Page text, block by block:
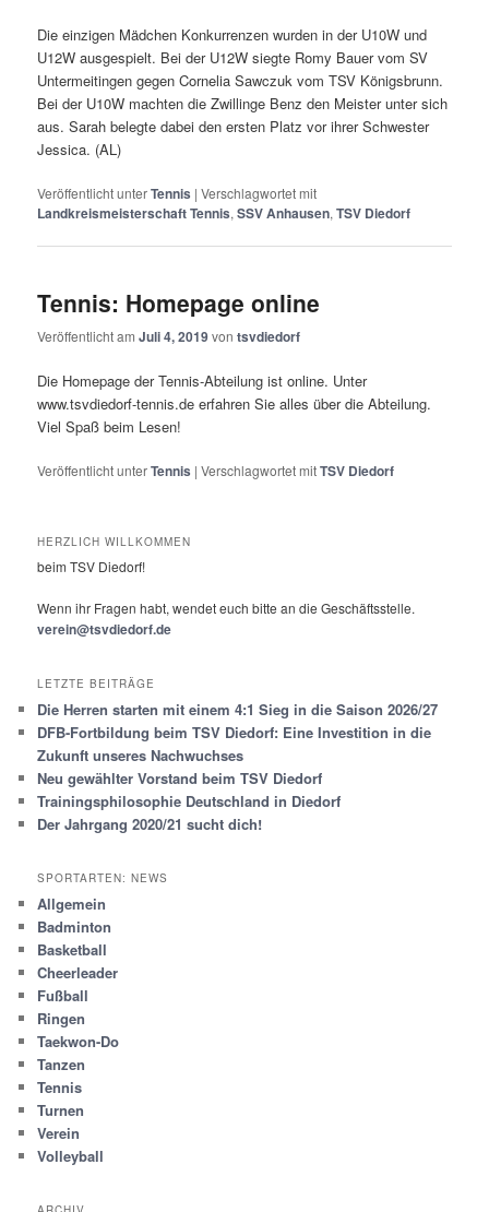
Die einzigen Mädchen Konkurrenzen wurden in der U10W und
U12W ausgespielt. Bei der U12W siegte Romy Bauer vom SV
Untermeitingen gegen Cornelia Sawczuk vom TSV Königsbrunn.
Bei der U10W machten die Zwillinge Benz den Meister unter sich
aus. Sarah belegte dabei den ersten Platz vor ihrer Schwester
Jessica. (AL)
Veröffentlicht unterTennis |Verschlagwortet mit
Landkreismeisterschaft Tennis,SSV Anhausen,TSV Diedorf
Tennis: Homepage online
Veröffentlicht amJuli 4, 2019vontsvdiedorf
Die Homepage der Tennis-Abteilung ist online. Unter
www.tsvdiedorf-tennis.de erfahren Sie alles über die Abteilung.
Viel Spaß beim Lesen!
Veröffentlicht unterTennis |Verschlagwortet mitTSV Diedorf
HERZLICH WILLKOMMEN
beim TSV Diedorf!
Wenn ihr Fragen habt, wendet euch bitte an die Geschäftsstelle.
verein@tsvdiedorf.de
LETZTE BEITRÄGE
Die Herren starten mit einem 4:1 Sieg in die Saison 2026/27
DFB-Fortbildung beim TSV Diedorf: Eine Investition in die
Zukunft unseres Nachwuchses
Neu gewählter Vorstand beim TSV Diedorf
Trainingsphilosophie Deutschland in Diedorf
Der Jahrgang 2020/21 sucht dich!
SPORTARTEN: NEWS
Allgemein
Badminton
Basketball
Cheerleader
Fußball
Ringen
Taekwon-Do
Tanzen
Tennis
Turnen
Verein
Volleyball